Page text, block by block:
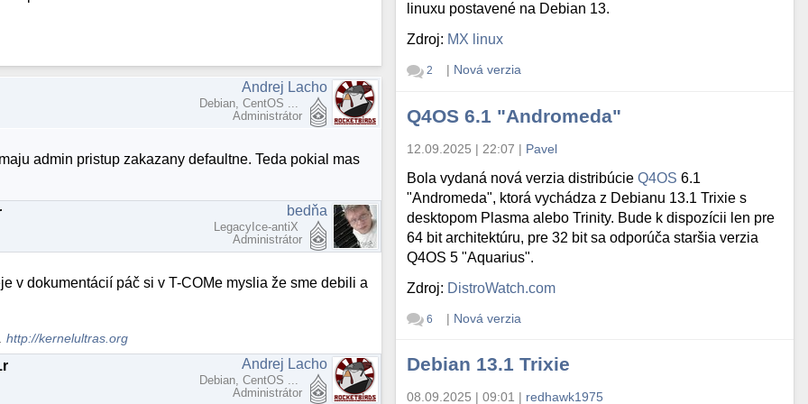
Andrej Lacho
Debian, CentOS ...
Administrátor
admin pristup zakazany defaultne. Teda pokial mas
bedňa
LegacyIce-antiX
Administrátor
v dokumentácií páč si v T-COMe myslia že sme debili a
http://kernelultras.org
Andrej Lacho
Debian, CentOS ...
Administrátor
linuxu postavené na Debian 13.
Zdroj: MX linux
2 | Nová verzia
Q4OS 6.1 "Andromeda"
12.09.2025 | 22:07 | Pavel
Bola vydaná nová verzia distribúcieQ4OS 6.1
"Andromeda", ktorá vychádza z Debianu 13.1 Trixie s
desktopom Plasma alebo Trinity. Bude k dispozícii len pre
64 bit architektúru, pre 32 bit sa odporúča staršia verzia
Q4OS 5 "Aquarius".
Zdroj: DistroWatch.com
6 | Nová verzia
Debian 13.1 Trixie
08.09.2025 | 09:01 | redhawk1975